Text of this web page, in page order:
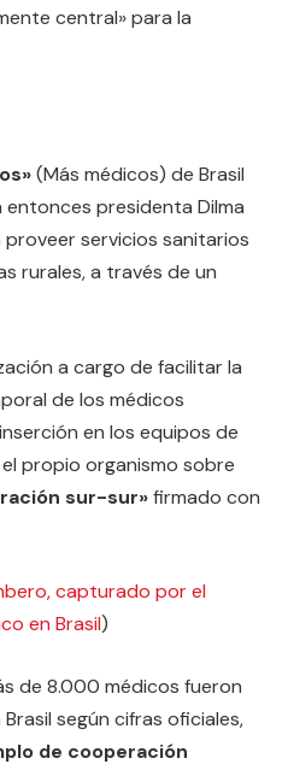
central» para la
(Más médicos) de Brasil
entonces presidenta Dilma
proveer servicios sanitarios
rurales, a través de un
a cargo de facilitar la
de los médicos
en los equipos de
propio organismo sobre
sur-sur»firmado con
capturado por el
en Brasil)
de 8.000 médicos fueron
según cifras oficiales,
de cooperación